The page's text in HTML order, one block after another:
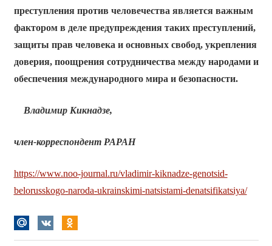
преступления против человечества является важным
фактором в деле предупреждения таких преступлений,
защиты прав человека и основных свобод, укрепления
доверия, поощрения сотрудничества между народами и
обеспечения международного мира и безопасности.
Владимир Кикнадзе,
член-корреспондент РАРАН
https://www.noo-journal.ru/vladimir-kiknadze-genotsid-
belorusskogo-naroda-ukrainskimi-natsistami-denatsifikatsiya/